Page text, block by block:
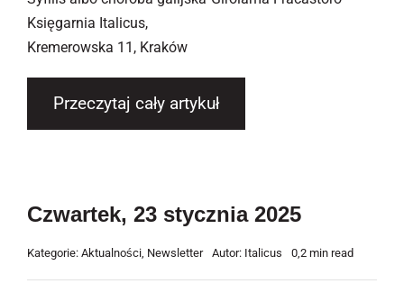
Księgarnia Italicus,
Kremerowska 11, Kraków
Przeczytaj cały artykuł
Czwartek, 23 stycznia 2025
Kategorie: Aktualności, Newsletter Autor: Italicus 0,2 min read